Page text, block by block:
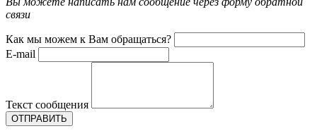
связи
Как мы можем к Вам обращаться?
E-mail
Текст сообщения
ОТПРАВИТЬ